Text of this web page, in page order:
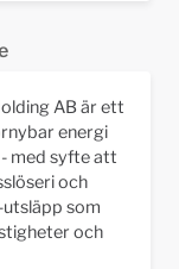
AB är ett
energi
med syfte att
och
som
och